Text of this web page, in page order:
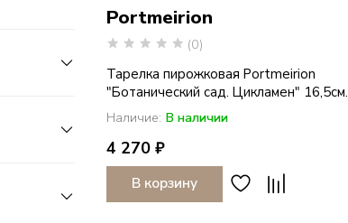
Portmeirion
(0)
Тарелка пирожковая Portmeirion
"Ботанический сад. Цикламен"
Наличие: В наличии
4 270 ₽
В корзину